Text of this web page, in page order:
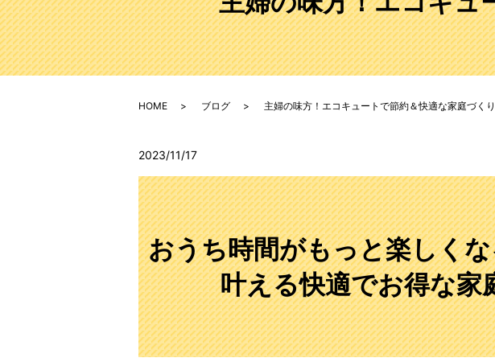
HOME ブログ 主婦の味方！エコキュートで節約＆快適な家庭づく
2023/11/17
おうち時間がもっと楽しく
叶える快適でお得な家